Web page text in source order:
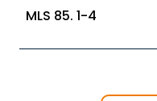
MLS 85. 1-4